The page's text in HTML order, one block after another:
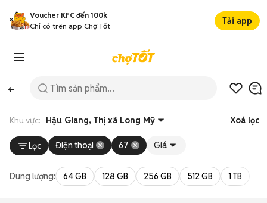
Voucher KFC đến 100k
Chỉ có trên app Chợ Tốt
Tải app
Khu vực: Hậu Giang, Thị xã Long Mỹ Xoá lọc
Lọc Điện thoại 67 Giá
Dung lượng: 64 GB 128 GB 256 GB 512 GB 1 TB